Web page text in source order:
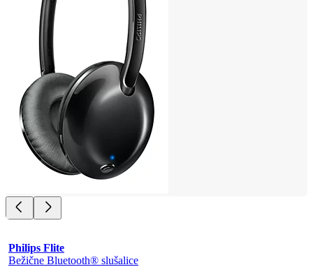
Philips Flite
Bežične Bluetooth® slušalice